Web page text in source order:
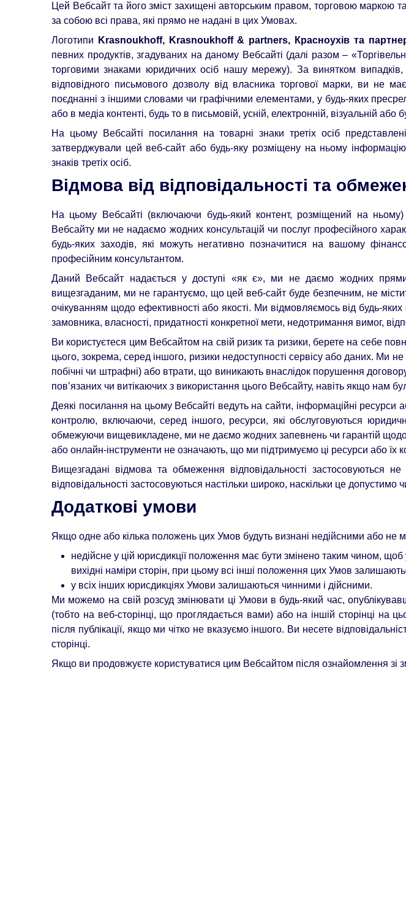
Цей Вебсайт та його зміст захищені авторським правом, торговою маркою
за собою всі права, які прямо не надані в цих Умовах.
Логотипи
Krasnoukhoff, Krasnoukhoff & partners, Красноухів та
певних продуктів, згадуваних на даному Вебсайті (далі разом –
торговими знаками юридичних осіб нашу мережу). За винятком
відповідного письмового дозволу від власника торгової марки, ви не
поєднанні з іншими словами чи графічними елементами, у будь-яких
або в медіа контенті, будь то в письмовій, усній, електронній, візуальній або
На цьому Вебсайті посилання на товарні знаки третіх осіб
затверджували цей веб-сайт або будь-яку розміщену на ньому
знаків третіх осіб.
Відмова від відповідальності та
На цьому Вебсайті (включаючи будь-який контент, розміщений на
Вебсайту ми не надаємо жодних консультацій чи послуг професійного
будь-яких заходів, які можуть негативно позначитися на вашому
професійним консультантом.
Даний Вебсайт надається у доступі «як є», ми не даємо жодних
вищезгаданим, ми не гарантуємо, що цей веб-сайт буде безпечним, не
очікуванням щодо ефективності або якості. Ми відмовляємось від будь-
замовника, власності, придатності конкретної мети, недотримання вимог,
Ви користуєтеся цим Вебсайтом на свій ризик та ризики, берете на себе
цього, зокрема, серед іншого, ризики недоступності сервісу або даних. Ми
побічні чи штрафні) або втрати, що виникають внаслідок порушення
пов’язаних чи витікаючих з використання цього Вебсайту, навіть якщо нам
Деякі посилання на цьому Вебсайті ведуть на сайти, інформаційні
контролю, включаючи, серед іншого, ресурси, які обслуговуються
обмежуючи вищевикладене, ми не даємо жодних запевнень чи гарантій щодо
або онлайн-інструменти не означають, що ми підтримуємо ці ресурси або їх
Вищезгадані відмова та обмеження відповідальності
відповідальності застосовуються настільки широко, наскільки це
Додаткові умови
Якщо одне або кілька положень цих Умов будуть визнані недійсними або не
недійсне у цій юрисдикції положення має бути змінено таким чином,
вихідні наміри сторін, при цьому всі інші положення цих Умов
у всіх інших юрисдикціях Умови залишаються чинними і дійсними.
Ми можемо на свій розсуд змінювати ці Умови в будь-який час,
(тобто на веб-сторінці, що проглядається вами) або на іншій сторінці на
після публікації, якщо ми чітко не вказуємо іншого. Ви несете
сторінці.
Якщо ви продовжуєте користуватися цим Вебсайтом після ознайомлення